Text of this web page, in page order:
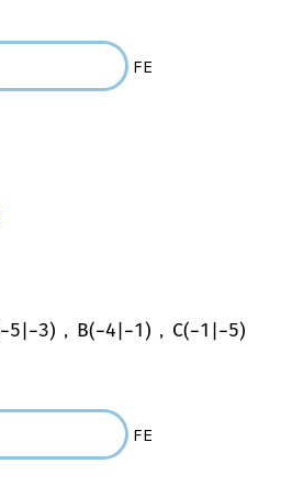
FE
−5 −3) , B(−4 −1 ) , C(−1 −5)
FE